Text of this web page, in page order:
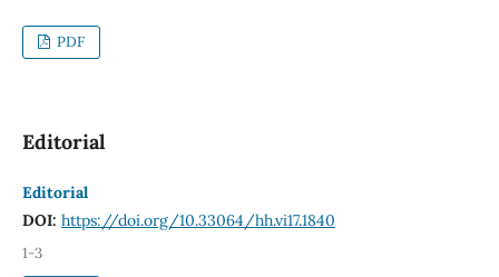
PDF
Editorial
Editorial
DOI: https://doi.org/10.33064/hh.vi17.1840
1-3